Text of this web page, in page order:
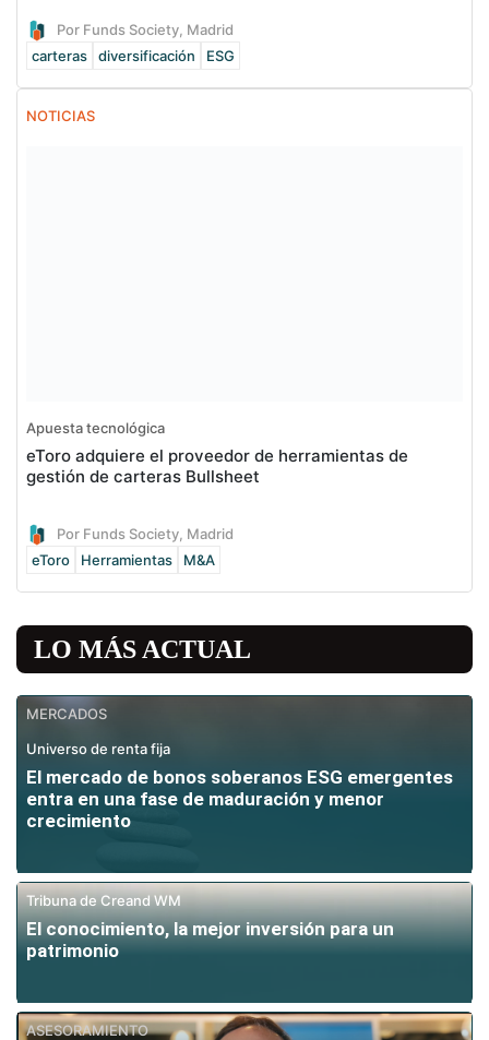
Por Funds Society, Madrid
carteras
diversificación ESG
NOTICIAS
Apuesta tecnológica
eToro adquiere el proveedor de herramientas de
gestión de carteras Bullsheet
Por Funds Society, Madrid
eToro
Herramientas M&A
LO MÁS ACTUAL
MERCADOS
Universo de renta fija
El mercado de bonos soberanos ESG emergentes
entra en una fase de maduración y menor
crecimiento
Tribuna de Creand WM
El conocimiento, la mejor inversión para un
patrimonio
ASESORAMIENTO